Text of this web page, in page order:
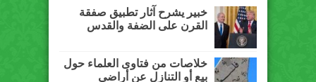
خبير يشرح آثار تطبيق صفقة
القرن على الضفة والقدس
خلاصات من فتاوى العلماء حول
بيع أو التنازل عن أراضي